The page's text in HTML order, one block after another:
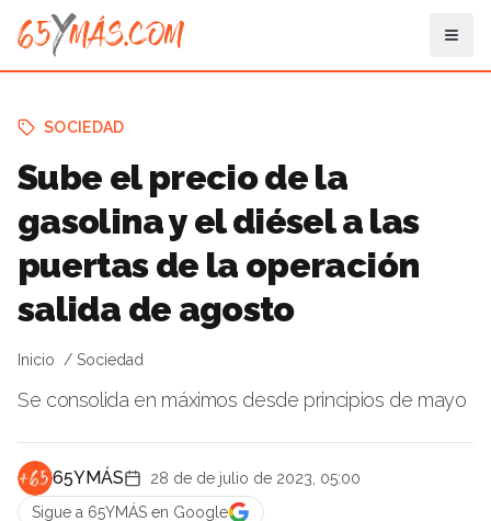
SOCIEDAD
Sube el precio de la
gasolina y el diésel a las
puertas de la operación
salida de agosto
Inicio Sociedad
Se consolida en máximos desde principios de mayo
65YMÁS
28 de de julio de 2023, 05:00
Sigue a 65YMÁS en Google